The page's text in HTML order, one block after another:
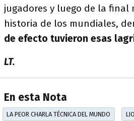
jugadores y luego de la final
historia de los mundiales,
de efecto tuvieron esas
LT.
En esta Nota
LA PEOR CHARLA TÉCNICA DEL MUNDO